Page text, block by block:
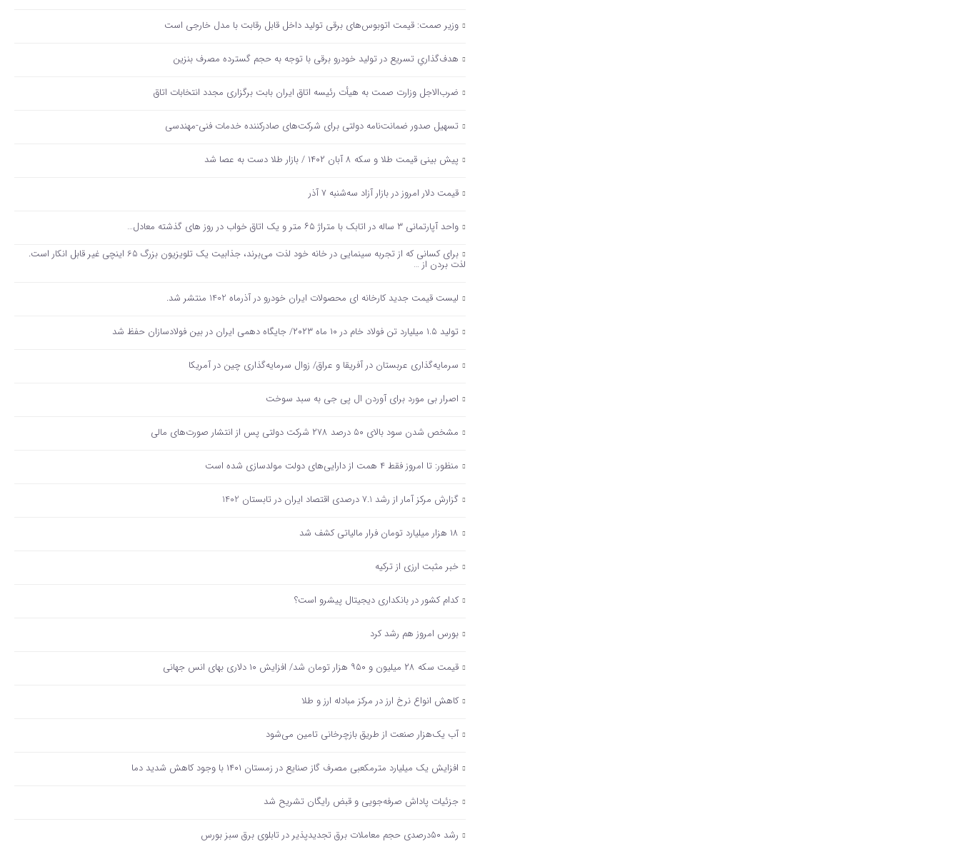
وزیر صمت: قیمت اتوبوس‌های برقی تولید داخل قابل رقابت با مدل خارجی است
هدف‌گذاریِ تسریع در تولید خودرو‌ برقی با توجه به حجم گسترده مصرف‌ بنزین‌
ضرب‌الاجل وزارت صمت به هیأت رئیسه اتاق‌ ایران بابت برگزاری مجدد انتخابات اتاق
تسهیل صدور ضمانت‌نامه دولتی برای شرکت‌های صادرکننده خدمات فنی-مهندسی
پیش بینی قیمت طلا و سکه ۸ آبان ۱۴۰۲ / بازار طلا دست‌ به عصا شد
قیمت دلار امروز در بازار آزاد سه‌شنبه ۷ آذر
واحد آپارتمانی ۳ ساله در اتابک با متراژ ۶۵ متر و یک اتاق خواب در روز های گذشته معادل…
برای کسانی که از تجربه سینمایی در خانه خود لذت می‌برند، جذابیت یک تلویزیون بزرگ 65 اینچی غیر قابل انکار است.
لذت بردن از …
لیست قیمت جدید کارخانه ای محصولات ایران خودرو در آذرماه 1402 منتشر شد.
تولید ۱.۵ میلیارد تن فولاد خام در ۱۰ ماه ۲۰۲۳/ جایگاه دهمی ایران در بین فولادسازان حفظ شد
سرمایه‌گذاری عربستان در آفریقا و عراق/ زوال سرمایه‌گذاری چین در آمریکا
اصرار بی مورد برای آوردن ال پی جی به سبد سوخت
مشخص شدن سود بالای ۵۰ درصد ۲۷۸ شرکت دولتی پس از انتشار صورت‌های مالی
منظور: تا امروز فقط ۴ همت از دارایی‌های دولت مولدسازی شده است
گزارش مرکز آمار از رشد 7.1 درصدی اقتصاد ایران در تابستان 1402
۱۸ هزار میلیارد تومان فرار مالیاتی کشف شد
خبر مثبت ارزی از ترکیه
کدام کشور در بانکداری دیجیتال پیشرو است؟
بورس امروز هم رشد کرد
قیمت سکه ۲۸ میلیون و ۹۵۰ هزار تومان شد/ افزایش ۱۰ دلاری بهای انس جهانی
کاهش انواع نرخ ارز در مرکز مبادله ارز و طلا
آب یک‌هزار صنعت از طریق بازچرخانی تامین می‌شود
افزایش یک میلیارد مترمکعبی مصرف گاز صنایع در زمستان ۱۴۰۱ با وجود کاهش شدید دما
جزئیات پاداش صرفه‌جویی و قبض رایگان تشریح شد
رشد ۵۰درصدی حجم معاملات برق تجدیدپذیر در تابلوی برق سبز بورس